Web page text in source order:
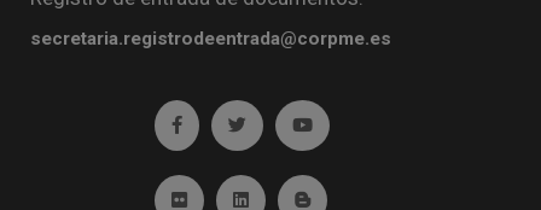
secretaria.registrodeentrada@corpme.es
Ir a facebook (abre en ventana nueva)
Ir a twitter (abre en ventana nueva)
Ir a YouTube (abre en
Ir a Flickr (abre en ventana nueva)
Ir a Linkedin (abre en ventana nueva)
Ir al Blog (abre en ventana